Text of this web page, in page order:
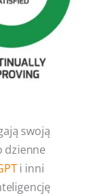
swoją
dzienne
i inni